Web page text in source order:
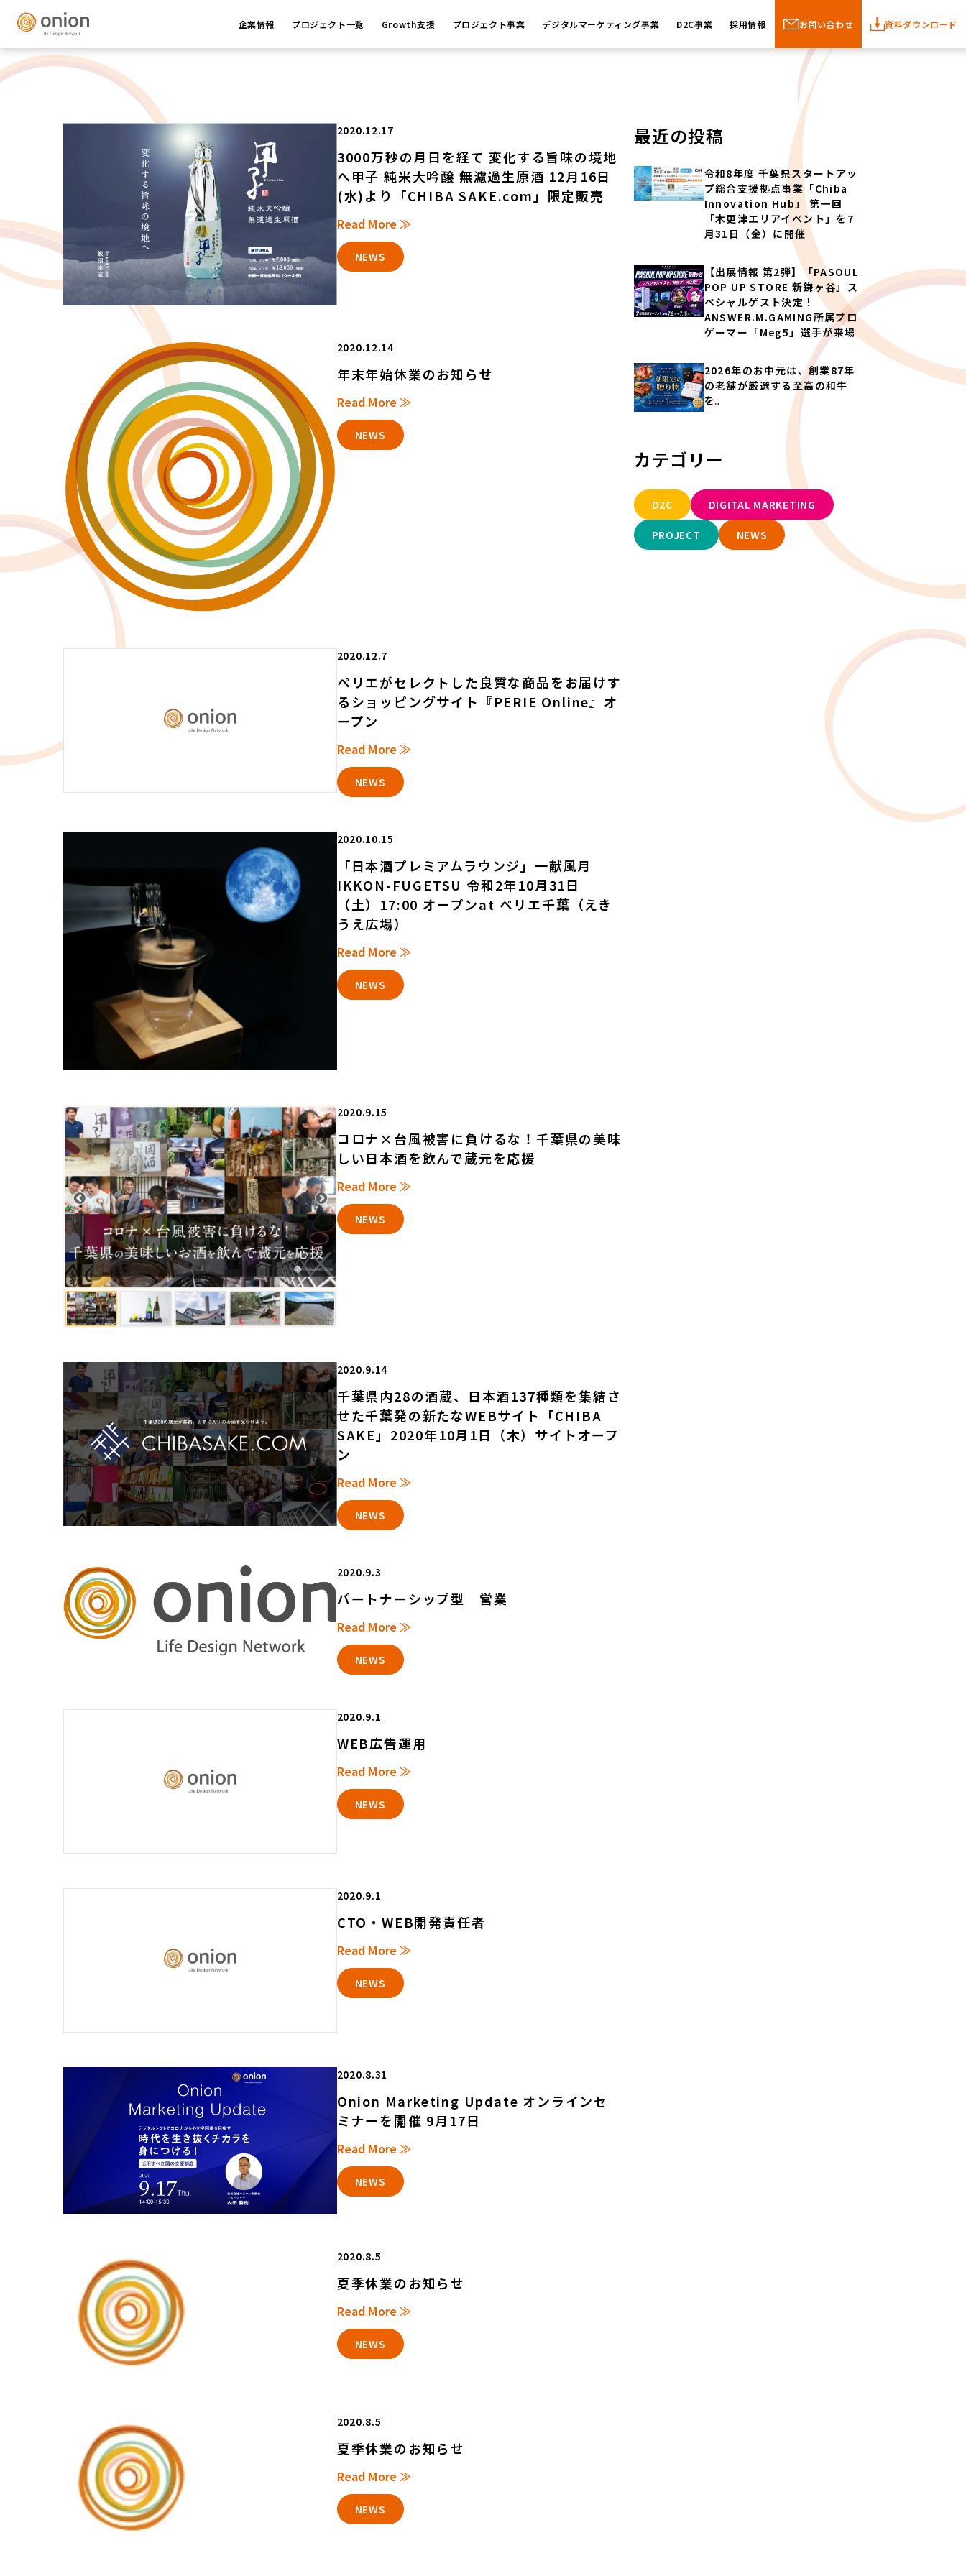
企業情報 プロジェクト一覧 Growth支援 プロジェクト事業 デジタルマーケティング事業 D2C事業 採用情報 お問い合わせ 資料ダウンロード
2020.12.17
3000万秒の月日を経て 変化する旨味の境地
へ甲子 純米大吟醸 無濾過生原酒 12月16日
(水)より「CHIBA SAKE.com」限定販売
Read More ≫
NEWS
2020.12.14
年末年始休業のお知らせ
Read More ≫
NEWS
2020.12.7
ペリエがセレクトした良質な商品をお届けす
るショッピングサイト『PERIE Online』オ
ープン
Read More ≫
NEWS
2020.10.15
「日本酒プレミアムラウンジ」一献風月
IKKON-FUGETSU 令和2年10月31日
（土）17:00 オープンat ペリエ千葉（えき
うえ広場）
Read More ≫
NEWS
2020.9.15
コロナ×台風被害に負けるな！千葉県の美味
しい日本酒を飲んで蔵元を応援
Read More ≫
NEWS
2020.9.14
千葉県内28の酒蔵、日本酒137種類を集結さ
せた千葉発の新たなWEBサイト「CHIBA
SAKE」2020年10月1日（木）サイトオープ
ン
Read More ≫
NEWS
2020.9.3
パートナーシップ型 営業
Read More ≫
NEWS
2020.9.1
WEB広告運用
Read More ≫
NEWS
2020.9.1
CTO・WEB開発責任者
Read More ≫
NEWS
2020.8.31
Onion Marketing Update オンラインセ
ミナーを開催 9月17日
Read More ≫
NEWS
2020.8.5
夏季休業のお知らせ
Read More ≫
NEWS
2020.8.5
夏季休業のお知らせ
Read More ≫
NEWS
最近の投稿
令和8年度 千葉県スタートアッ
プ総合支援拠点事業「Chiba
Innovation Hub」 第一回
「木更津エリアイベント」を7
月31日（金）に開催
【出展情報 第2弾】「PASOUL
POP UP STORE 新鎌ヶ谷」ス
ペシャルゲスト決定！
ANSWER.M.GAMING所属プロ
ゲーマー「Meg5」選手が来場
2026年のお中元は、創業87年
の老舗が厳選する至高の和牛
を。
カテゴリー
D2C DIGITAL MARKETING
PROJECT NEWS